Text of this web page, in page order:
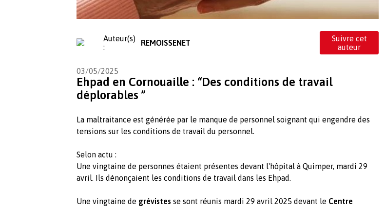
Auteur(s)
:
REMOISSENET
Suivre cet
auteur
03/05/2025
Ehpad en Cornouaille : “Des conditions de travail
déplorables ”
La maltraitance est générée par le manque de personnel soignant qui engendre des
tensions sur les conditions de travail du personnel.
Selon actu :
Une vingtaine de personnes étaient présentes devant l'hôpital à Quimper, mardi 29
avril. Ils dénonçaient les conditions de travail dans les Ehpad.
Une vingtaine de grévistes se sont réunis mardi 29 avril 2025 devant le Centre